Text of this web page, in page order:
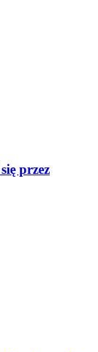
przez